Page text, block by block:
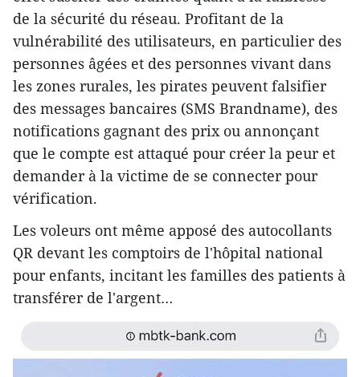
de la sécurité du réseau. Profitant de la
vulnérabilité des utilisateurs, en particulier des
personnes âgées et des personnes vivant dans
les zones rurales, les pirates peuvent falsifier
des messages bancaires (SMS Brandname), des
notifications gagnant des prix ou annonçant
que le compte est attaqué pour créer la peur et
demander à la victime de se connecter pour
vérification.
Les voleurs ont même apposé des autocollants
QR devant les comptoirs de l'hôpital national
pour enfants, incitant les familles des patients à
transférer de l'argent…